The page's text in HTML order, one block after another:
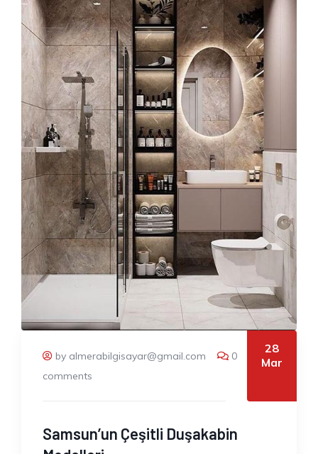
by almerabilgisayar@gmail.com
0
comments
28
Mar
Samsun’un Çeşitli Duşakabin